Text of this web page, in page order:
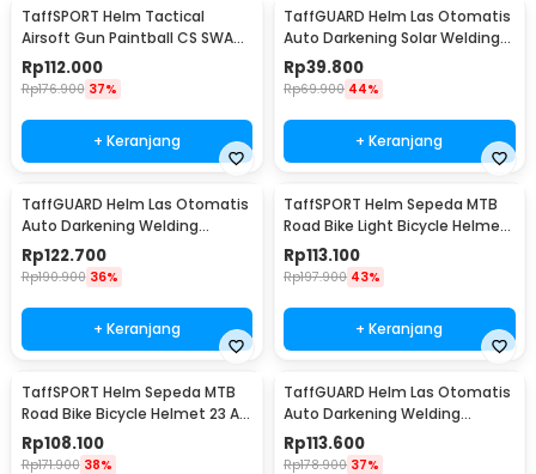
TaffSPORT Helm Tactical
Airsoft Gun Paintball CS SWAT
Helmet - MICH2000
Rp112.000
Rp176.900 37%
+ Keranjang
TaffGUARD Helm Las Otomatis
Auto Darkening Solar Welding
Helmet - HJ19
Rp39.800
Rp69.900 44%
+ Keranjang
TaffGUARD Helm Las Otomatis
Auto Darkening Welding
Helmet - HW10
Rp122.700
Rp190.900 36%
+ Keranjang
TaffSPORT Helm Sepeda MTB
Road Bike Light Bicycle Helmet
19 Air Vent - X15
Rp113.100
Rp197.900 43%
+ Keranjang
TaffSPORT Helm Sepeda MTB
Road Bike Bicycle Helmet 23 Air
Vent - Z10
Rp108.100
Rp171.900 38%
TaffGUARD Helm Las Otomatis
Auto Darkening Welding
Helmet - HW12
Rp113.600
Rp178.900 37%